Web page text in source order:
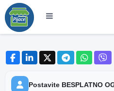
Postavite BESPLATNO